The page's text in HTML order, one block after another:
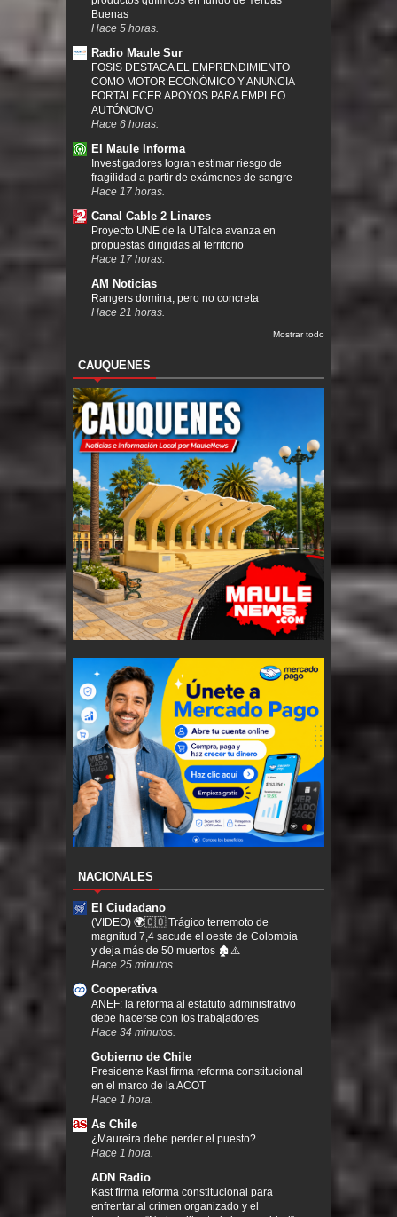
Buenas
Hace 5 horas.
Radio Maule Sur
FOSIS DESTACA EL EMPRENDIMIENTO
COMO MOTOR ECONÓMICO Y ANUNCIA
FORTALECER APOYOS PARA EMPLEO
AUTÓNOMO
Hace 6 horas.
El Maule Informa
Investigadores logran estimar riesgo de
fragilidad a partir de exámenes de sangre
Hace 17 horas.
Canal Cable 2 Linares
Proyecto UNE de la UTalca avanza en
propuestas dirigidas al territorio
Hace 17 horas.
AM Noticias
Rangers domina, pero no concreta
Hace 21 horas.
Mostrar todo
CAUQUENES
NACIONALES
El Ciudadano
(VIDEO) 🌍🇨🇴 Trágico terremoto de
magnitud 7,4 sacude el oeste de Colombia
y deja más de 50 muertos 🏚️⚠️
Hace 25 minutos.
Cooperativa
ANEF: la reforma al estatuto administrativo
debe hacerse con los trabajadores
Hace 34 minutos.
Gobierno de Chile
Presidente Kast firma reforma constitucional
en el marco de la ACOT
Hace 1 hora.
As Chile
¿Maureira debe perder el puesto?
Hace 1 hora.
ADN Radio
Kast firma reforma constitucional para
enfrentar al crimen organizado y el